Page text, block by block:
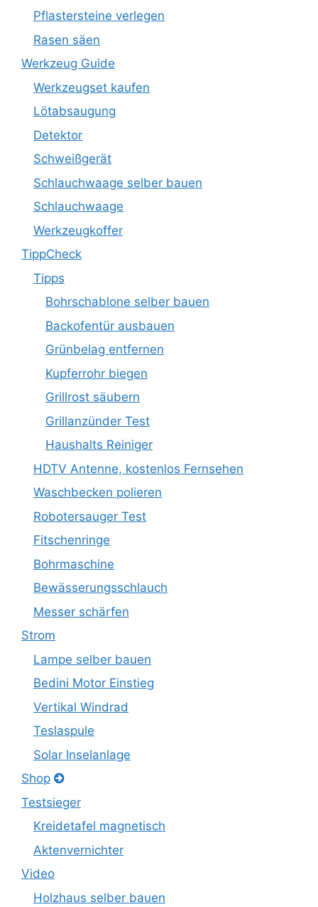
Pflastersteine verlegen
Rasen säen
Werkzeug Guide
Werkzeugset kaufen
Lötabsaugung
Detektor
Schweißgerät
Schlauchwaage selber bauen
Schlauchwaage
Werkzeugkoffer
TippCheck
Tipps
Bohrschablone selber bauen
Backofentür ausbauen
Grünbelag entfernen
Kupferrohr biegen
Grillrost säubern
Grillanzünder Test
Haushalts Reiniger
HDTV Antenne, kostenlos Fernsehen
Waschbecken polieren
Robotersauger Test
Fitschenringe
Bohrmaschine
Bewässerungsschlauch
Messer schärfen
Strom
Lampe selber bauen
Bedini Motor Einstieg
Vertikal Windrad
Teslaspule
Solar Inselanlage
Shop
Testsieger
Kreidetafel magnetisch
Aktenvernichter
Video
Holzhaus selber bauen